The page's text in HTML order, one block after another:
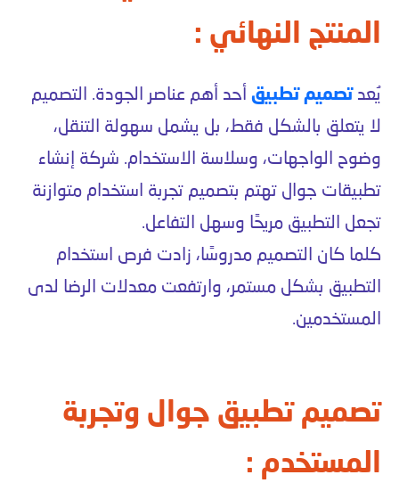
المنتج النهائي :
يُعدتصميم تطبيق أحد أهم عناصر الجودة. التصميم
لا يتعلق بالشكل فقط، بل يشمل سهولة التنقل،
وضوح الواجهات، وسلاسة الاستخدام. شركة إنشاء
تطبيقات جوال تهتم بتصميم تجربة استخدام متوازنة
تجعل التطبيق مريحًا وسهل التفاعل.
كلما كان التصميم مدروسًا، زادت فرص استخدام
التطبيق بشكل مستمر، وارتفعت معدلات الرضا لدى
المستخدمين.
تصميم تطبيق جوال وتجربة
المستخدم :